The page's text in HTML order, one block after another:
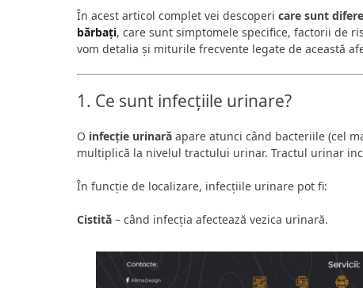
În acest articol complet vei descoperi care sunt
bărbați, care sunt simptomele specifice, factorii de
vom detalia și miturile frecvente legate de această
1. Ce sunt infecțiile urinare?
O infecție urinară apare atunci când bacteriile (cel
multiplică la nivelul tractului urinar. Tractul urinar
În funcție de localizare, infecțiile urinare pot fi:
Cistită – când infecția afectează vezica urinară.